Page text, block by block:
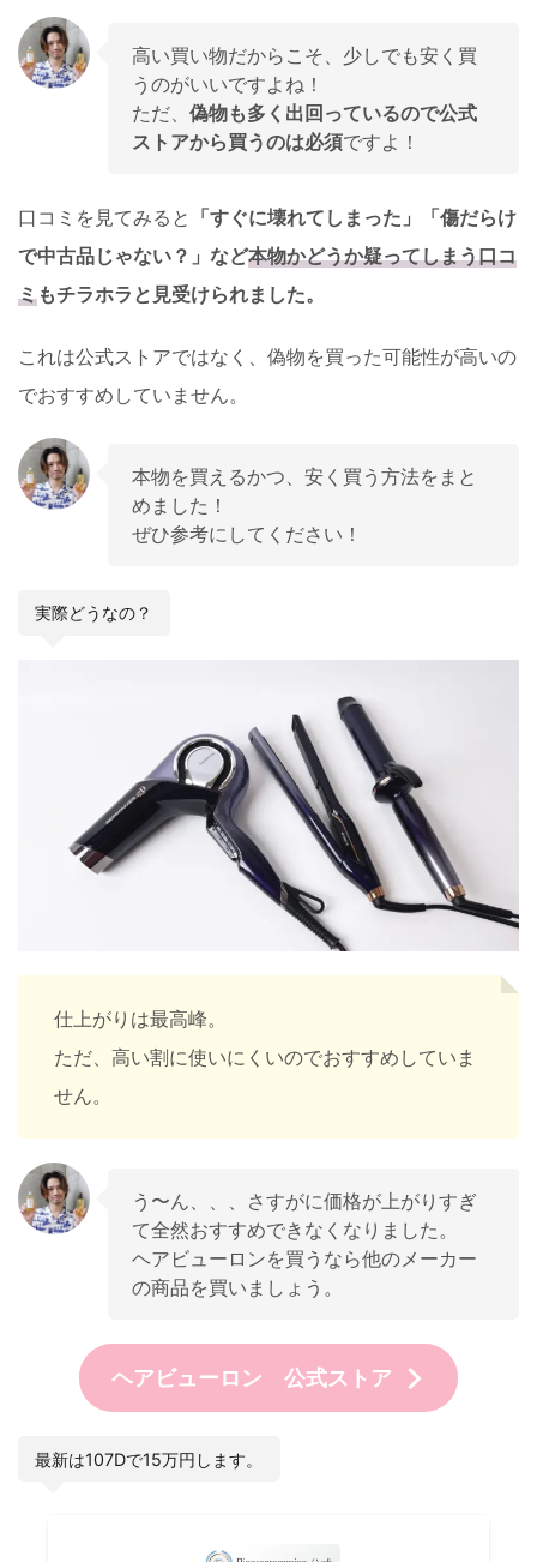
高い買い物だからこそ、少しでも安く買
うのがいいですよね！
ただ、 偽物も多く出回っているので公式
ストアから買うのは必須ですよ！
口コミを見てみると 「すぐに壊れてしまった」「傷だらけ
で中古品じゃない？」など本物かどうか疑ってしまう口コ
ミもチラホラと見受けられました。
これは公式ストアではなく、偽物を買った可能性が高いの
でおすすめしていません。
本物を買えるかつ、安く買う方法をまと
めました！
ぜひ参考にしてください！
実際どうなの？
仕上がりは最高峰。
ただ、高い割に使いにくいのでおすすめしていま
せん。
う〜ん、、、さすがに価格が上がりすぎ
て全然おすすめできなくなりました。
ヘアビューロンを買うなら他のメーカー
の商品を買いましょう。
ヘアビューロン 公式ストア
最新は107Dで15万円します。